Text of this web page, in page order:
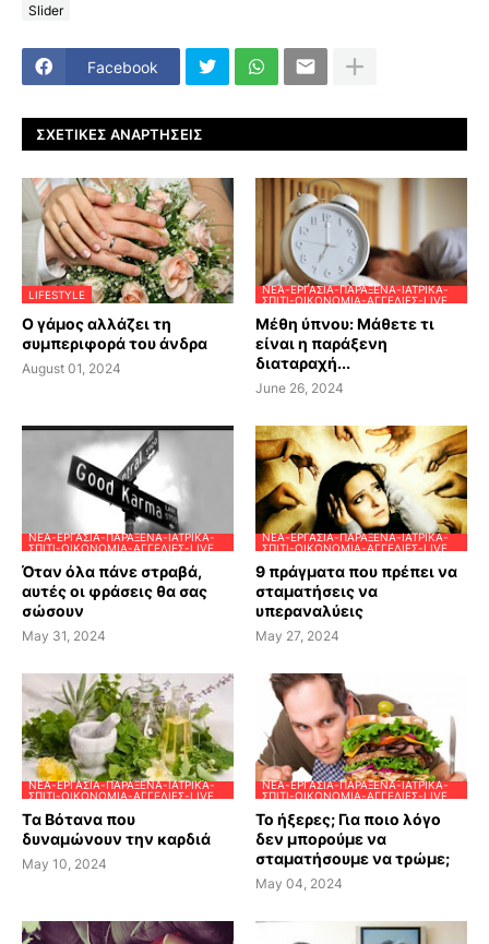
Slider
Facebook
ΣΧΕΤΙΚΈΣ ΑΝΑΡΤΉΣΕΙΣ
LIFESTYLE
Ο γάμος αλλάζει τη
συμπεριφορά του άνδρα
August 01, 2024
ΝΈΑ-ΕΡΓΑΣΊΑ-ΠΑΡΆΞΕΝΑ-ΙΑΤΡΙΚΆ-
ΣΠΊΤΙ-ΟΙΚΟΝΟΜΊΑ-ΑΓΓΕΛΊΕΣ-LIVE
Μέθη ύπνου: Μάθετε τι
είναι η παράξενη
διαταραχή...
June 26, 2024
ΝΈΑ-ΕΡΓΑΣΊΑ-ΠΑΡΆΞΕΝΑ-ΙΑΤΡΙΚΆ-
ΣΠΊΤΙ-ΟΙΚΟΝΟΜΊΑ-ΑΓΓΕΛΊΕΣ-LIVE
Όταν όλα πάνε στραβά,
αυτές οι φράσεις θα σας
σώσουν
May 31, 2024
ΝΈΑ-ΕΡΓΑΣΊΑ-ΠΑΡΆΞΕΝΑ-ΙΑΤΡΙΚΆ-
ΣΠΊΤΙ-ΟΙΚΟΝΟΜΊΑ-ΑΓΓΕΛΊΕΣ-LIVE
9 πράγματα που πρέπει να
σταματήσεις να
υπεραναλύεις
May 27, 2024
ΝΈΑ-ΕΡΓΑΣΊΑ-ΠΑΡΆΞΕΝΑ-ΙΑΤΡΙΚΆ-
ΣΠΊΤΙ-ΟΙΚΟΝΟΜΊΑ-ΑΓΓΕΛΊΕΣ-LIVE
Tα Βότανα που
δυναμώνουν την καρδιά
May 10, 2024
ΝΈΑ-ΕΡΓΑΣΊΑ-ΠΑΡΆΞΕΝΑ-ΙΑΤΡΙΚΆ-
ΣΠΊΤΙ-ΟΙΚΟΝΟΜΊΑ-ΑΓΓΕΛΊΕΣ-LIVE
Το ήξερες; Για ποιο λόγο
δεν μπορούμε να
σταματήσουμε να τρώμε;
May 04, 2024